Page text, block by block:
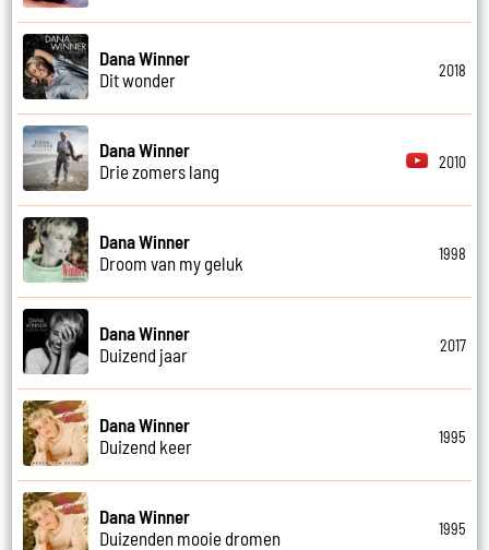
Dana Winner
Dit wonder
2018
Dana Winner
Drie zomers lang
2010
Dana Winner
Droom van my geluk
1998
Dana Winner
Duizend jaar
2017
Dana Winner
Duizend keer
1995
Dana Winner
Duizenden mooie dromen
1995